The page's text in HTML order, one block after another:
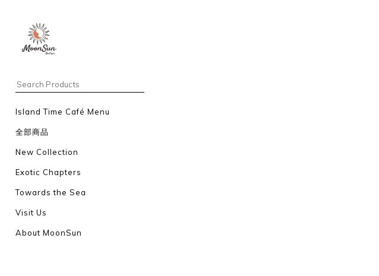
Island Time Café Menu
全部商品
New Collection
Exotic Chapters
Towards the Sea
Visit Us
About MoonSun